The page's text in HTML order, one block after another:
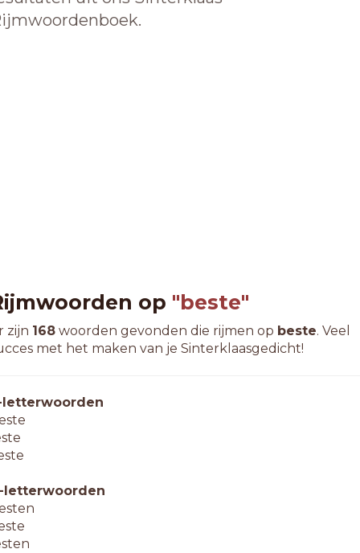
op "beste"
zijn 168woorden gevonden die rijmen op beste. Veel
met het maken van je Sinterklaasgedicht!
letterwoorden
letterwoorden